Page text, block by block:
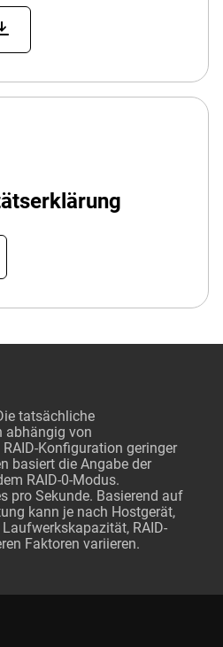
tatsächliche
abhängig von
Konfiguration geringer
basiert die Angabe der
RAID-0-Modus.
pro Sekunde. Basierend auf
kann je nach Hostgerät,
RAID-
Faktoren variieren.